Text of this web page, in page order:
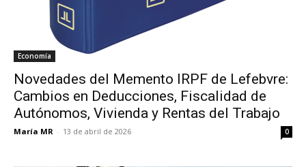
Economía
Novedades del Memento IRPF de Lefebvre:
Cambios en Deducciones, Fiscalidad de
Autónomos, Vivienda y Rentas del Trabajo
María MR - 13 de abril de 2026 0